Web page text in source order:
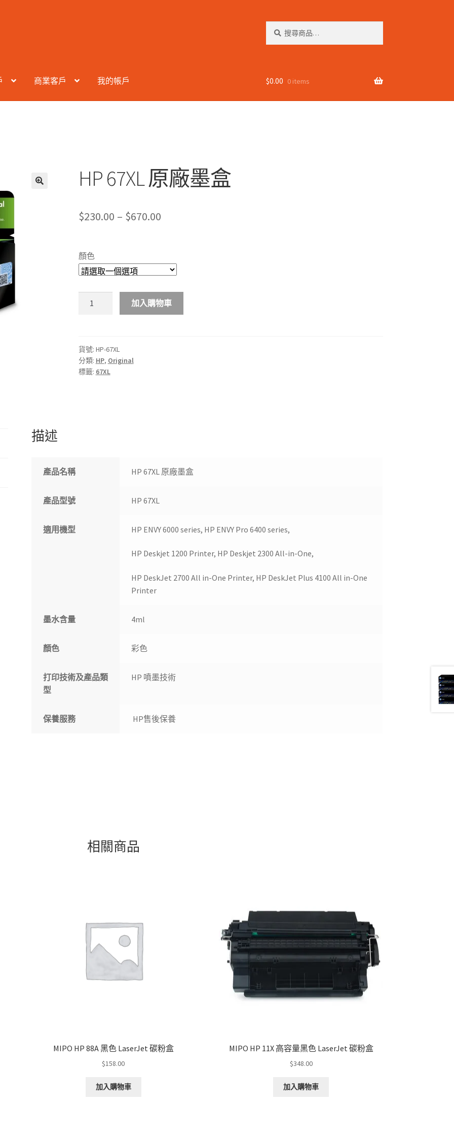
商業客戶 我的帳戶 $0.00 0 items
HP 67XL 原廠墨盒
$230.00 – $670.00Price
through
$670.00
顏色
墨
盒
數
加入購物車
貨號: HP-67XL
分類: HP, Original
標籤: 67XL
描述
產品名稱 HP 67XL 原廠墨盒
產品型號 HP 67XL
適用機型 HP ENVY 6000 series, HP ENVY Pro 6400 series,
HP Deskjet 1200 Printer, HP Deskjet 2300 All-in-One,
HP DeskJet 2700 All in-One Printer, HP DeskJet Plus 4100 All in-One
Printer
墨水含量 4ml
顏色 彩色
打印技術及產品類
型
HP 噴墨技術
保養服務 HP售後保養
相關商品
MIPO HP 88A 黑色 LaserJet 碳粉盒
$158.00
加入購物車
MIPO HP 11X 高容量黑色 LaserJet 碳粉盒
$348.00
加入購物車